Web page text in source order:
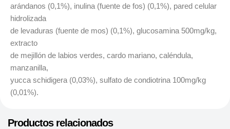
arándanos (0,1%), inulina (fuente de fos) (0,1%), pared celular
hidrolizada
de levaduras (fuente de mos) (0,1%), glucosamina 500mg/kg,
extracto
de mejillón de labios verdes, cardo mariano, caléndula,
manzanilla,
yucca schidigera (0,03%), sulfato de condiotrina 100mg/kg
(0,01%).
Productos relacionados